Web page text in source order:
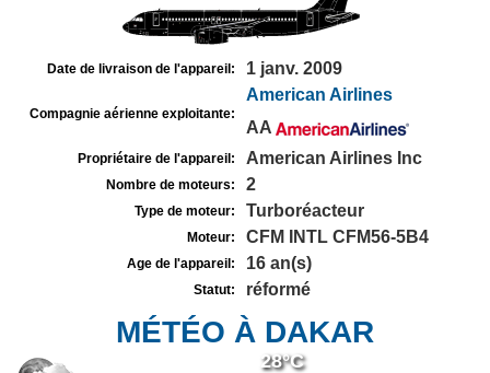
Date de livraison de l'appareil: 1 janv. 2009
Compagnie aérienne exploitante:
American Airlines
AA
Propriétaire de l'appareil: American Airlines Inc
Nombre de moteurs: 2
Type de moteur: Turboréacteur
Moteur: CFM INTL CFM56-5B4
Age de l'appareil: 16 an(s)
Statut: réformé
MÉTÉO À DAKAR
28°C